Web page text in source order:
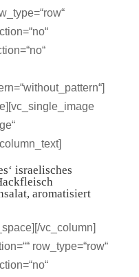
israelisches
aromatisiert
vc_column]
row_type=“row“